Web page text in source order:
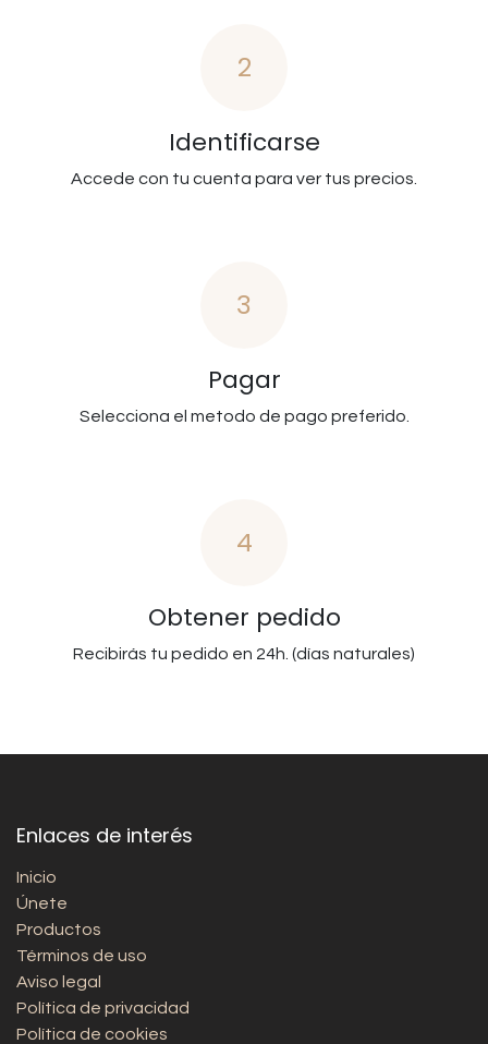
2
Identificarse
Accede con tu cuenta para ver tus precios.
3
Pagar
Selecciona el metodo de pago preferido.
4
Obtener pedido
Recibirás tu pedido en 24h. (días naturales)
Enlaces de interés
Inicio
Únete
Productos
Términos de uso
Aviso legal
Política de privacidad
Política de cookies